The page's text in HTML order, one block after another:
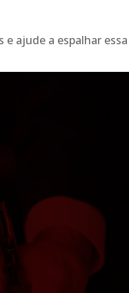
ajude a espalhar